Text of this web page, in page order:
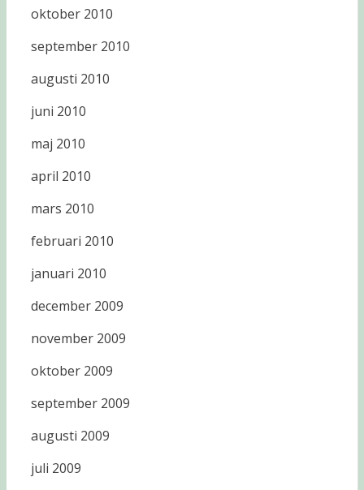
oktober 2010
september 2010
augusti 2010
juni 2010
maj 2010
april 2010
mars 2010
februari 2010
januari 2010
december 2009
november 2009
oktober 2009
september 2009
augusti 2009
juli 2009